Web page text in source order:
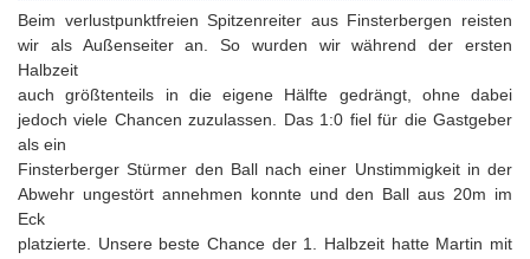
Beim verlustpunktfreien Spitzenreiter aus Finsterbergen reisten
wir als Außenseiter an. So wurden wir während der ersten
Halbzeit
auch größtenteils in die eigene Hälfte gedrängt, ohne dabei
jedoch viele Chancen zuzulassen. Das 1:0 fiel für die Gastgeber
als ein
Finsterberger Stürmer den Ball nach einer Unstimmigkeit in der
Abwehr ungestört annehmen konnte und den Ball aus 20m im
Eck
platzierte. Unsere beste Chance der 1. Halbzeit hatte Martin mit